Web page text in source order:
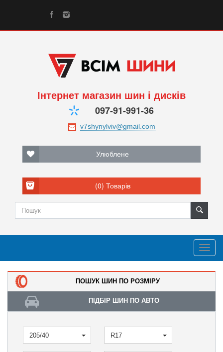
Інтернет магазин шин і дисків
097-91-991-36
Улюблене
(0) Товарів
ПОШУК ШИН ПО РОЗМІРУ
ПІДБІР ШИН ПО АВТО
205/40 R17